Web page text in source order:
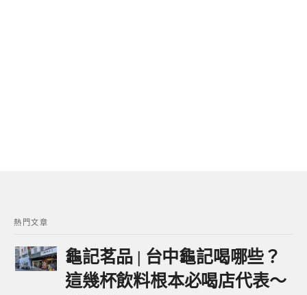
熱門文章
龜記茗品 | 台中龜記喝哪些？
這幾杯飲料根本必喝店代表～